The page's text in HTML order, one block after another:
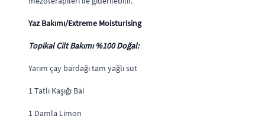
Yaz Bakımı/Extreme Moisturising
Topikal Cilt Bakımı %100 Doğal:
Yarım çay bardağı tam yağlı süt
1 Tatlı Kaşığı Bal
1 Damla Limon